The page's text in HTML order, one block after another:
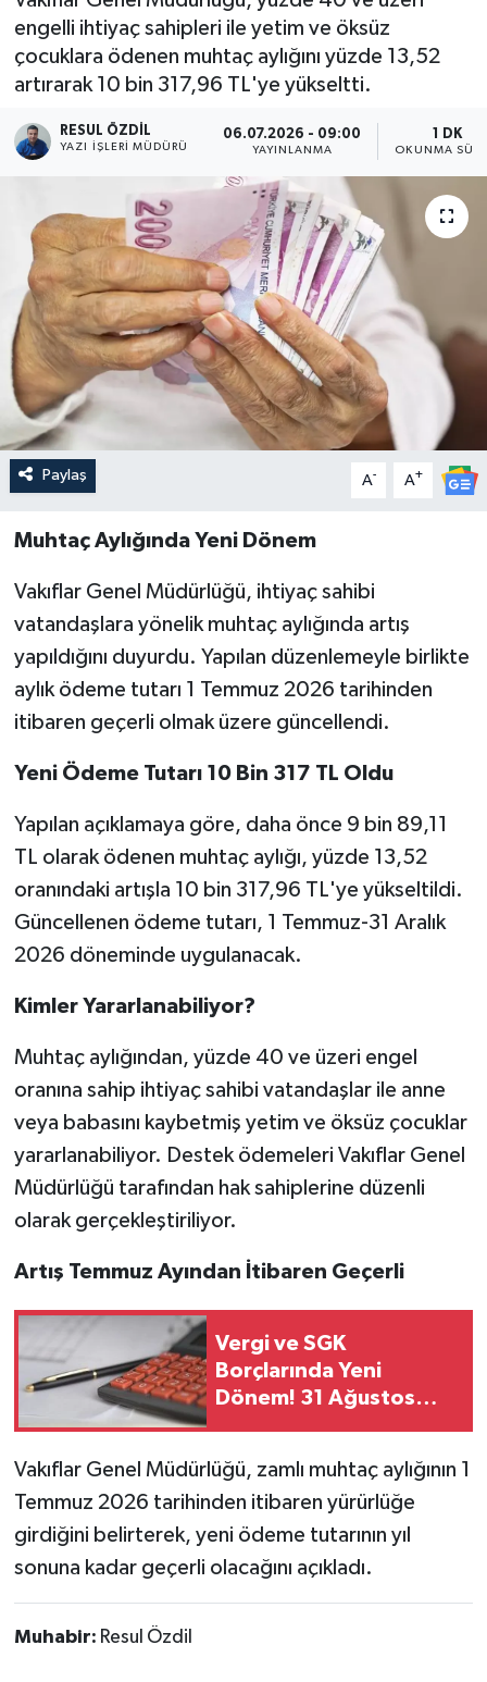
engelli ihtiyaç sahipleri ile yetim ve öksüz
çocuklara ödenen muhtaç aylığını yüzde 13,52
artırarak 10 bin 317,96 TL'ye yükseltti.
RESUL ÖZDIL
YAZI İŞLERI MÜDÜRÜ
06.07.2026 - 09:00
YAYINLANMA
1 DK
OKUNMA
Paylaş A- A+
Muhtaç Aylığında Yeni Dönem
Vakıflar Genel Müdürlüğü, ihtiyaç sahibi
vatandaşlara yönelik muhtaç aylığında artış
yapıldığını duyurdu. Yapılan düzenlemeyle birlikte
aylık ödeme tutarı 1 Temmuz 2026 tarihinden
itibaren geçerli olmak üzere güncellendi.
Yeni Ödeme Tutarı 10 Bin 317 TL Oldu
Yapılan açıklamaya göre, daha önce 9 bin 89,11
TL olarak ödenen muhtaç aylığı, yüzde 13,52
oranındaki artışla 10 bin 317,96 TL'ye yükseltildi.
Güncellenen ödeme tutarı, 1 Temmuz-31 Aralık
2026 döneminde uygulanacak.
Kimler Yararlanabiliyor?
Muhtaç aylığından, yüzde 40 ve üzeri engel
oranına sahip ihtiyaç sahibi vatandaşlar ile anne
veya babasını kaybetmiş yetim ve öksüz çocuklar
yararlanabiliyor. Destek ödemeleri Vakıflar Genel
Müdürlüğü tarafından hak sahiplerine düzenli
olarak gerçekleştiriliyor.
Artış Temmuz Ayından İtibaren Geçerli
Vergi ve SGK
Borçlarında Yeni
Dönem! 31 Ağustos
Vakıflar Genel Müdürlüğü, zamlı muhtaç aylığının 1
Temmuz 2026 tarihinden itibaren yürürlüğe
girdiğini belirterek, yeni ödeme tutarının yıl
sonuna kadar geçerli olacağını açıkladı.
Muhabir: Resul Özdil